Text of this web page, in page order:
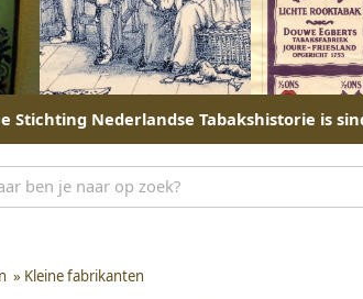
Stichting Nederlandse Tabakshistorie is
» Kleine fabrikanten